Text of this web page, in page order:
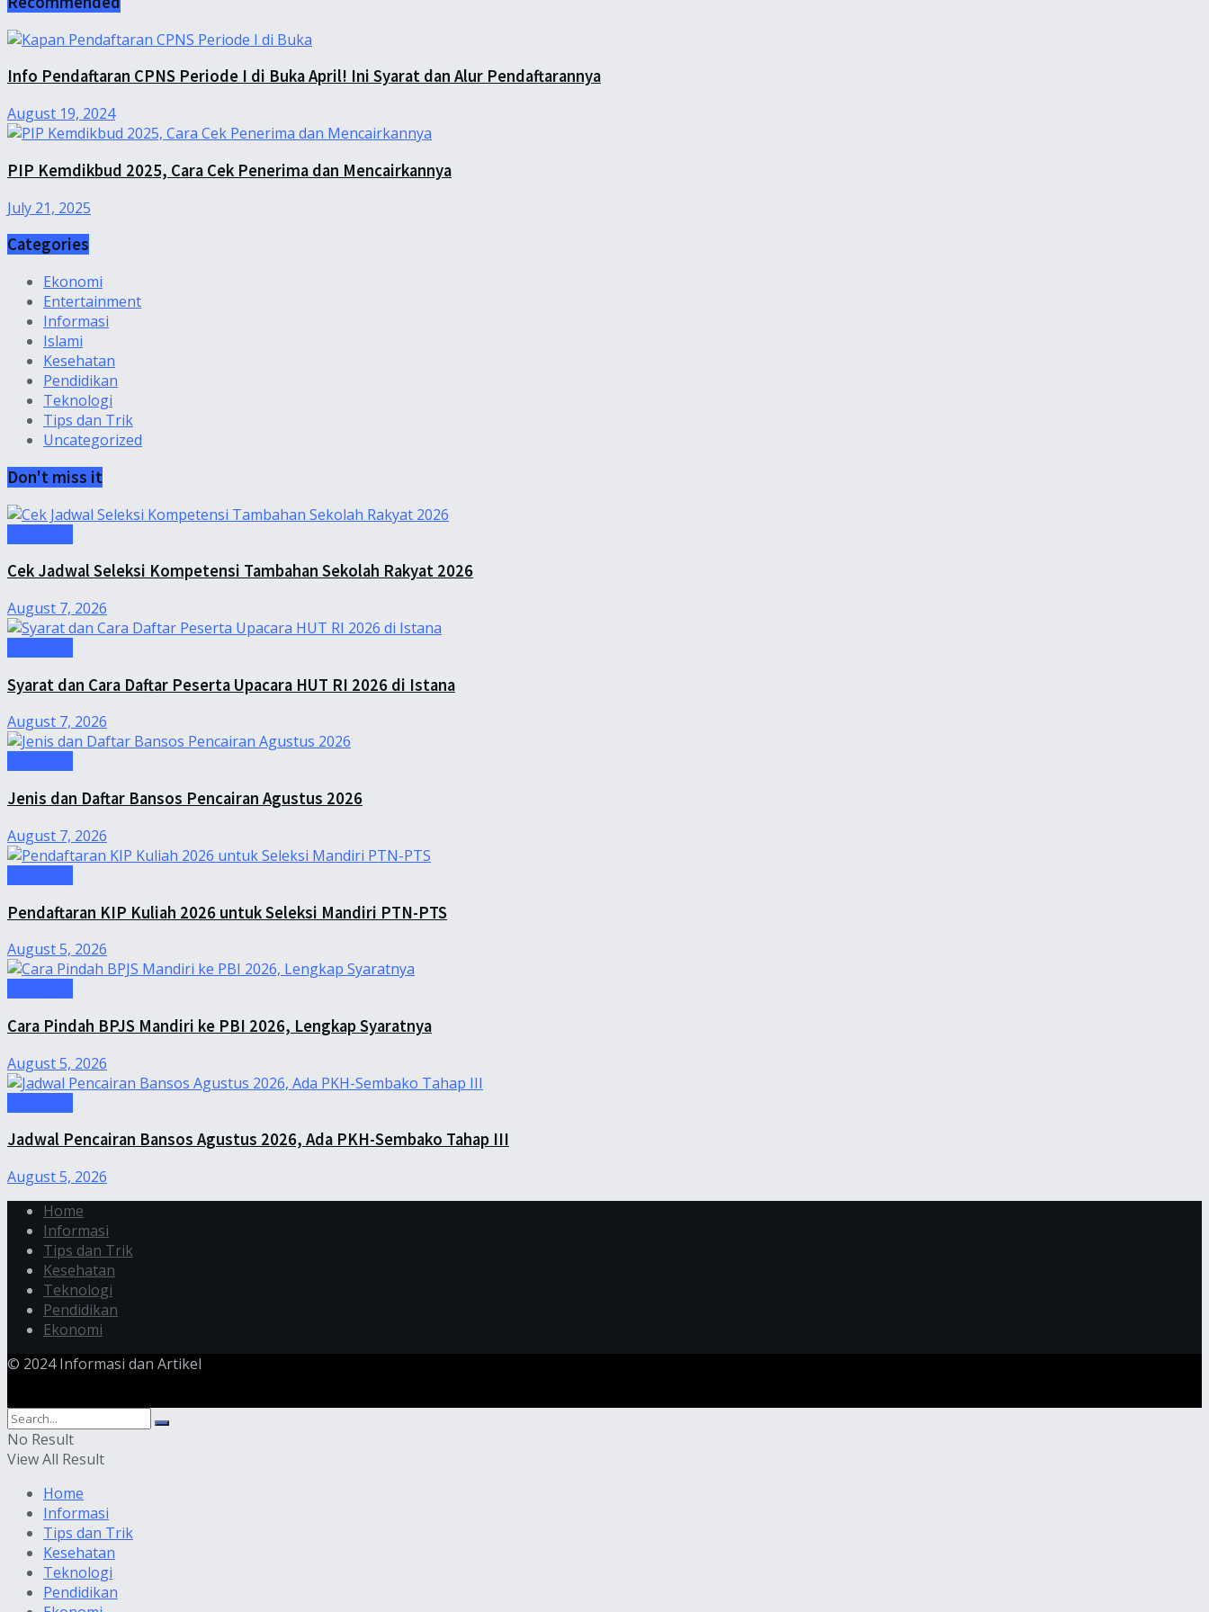
Info Pendaftaran CPNS Periode I di Buka April! Ini Syarat dan Alur Pendaftarannya
August 19, 2024
PIP Kemdikbud 2025, Cara Cek Penerima dan Mencairkannya
July 21, 2025
Categories
Ekonomi
Entertainment
Informasi
Islami
Kesehatan
Pendidikan
Teknologi
Tips dan Trik
Uncategorized
Don't miss it
Cek Jadwal Seleksi Kompetensi Tambahan Sekolah Rakyat 2026
August 7, 2026
Syarat dan Cara Daftar Peserta Upacara HUT RI 2026 di Istana
August 7, 2026
Jenis dan Daftar Bansos Pencairan Agustus 2026
August 7, 2026
Pendaftaran KIP Kuliah 2026 untuk Seleksi Mandiri PTN-PTS
August 5, 2026
Cara Pindah BPJS Mandiri ke PBI 2026, Lengkap Syaratnya
August 5, 2026
Jadwal Pencairan Bansos Agustus 2026, Ada PKH-Sembako Tahap III
August 5, 2026
Home
Informasi
Tips dan Trik
Kesehatan
Teknologi
Pendidikan
Ekonomi
© 2024 Informasi dan Artikel
No Result
View All Result
Home
Informasi
Tips dan Trik
Kesehatan
Teknologi
Pendidikan